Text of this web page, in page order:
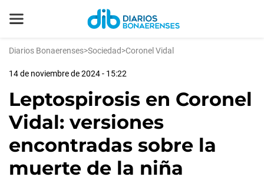
Diarios Bonaerenses>Sociedad>Coronel Vidal
14 de noviembre de 2024 - 15:22
Leptospirosis en Coronel
Vidal: versiones
encontradas sobre la
muerte de la niña